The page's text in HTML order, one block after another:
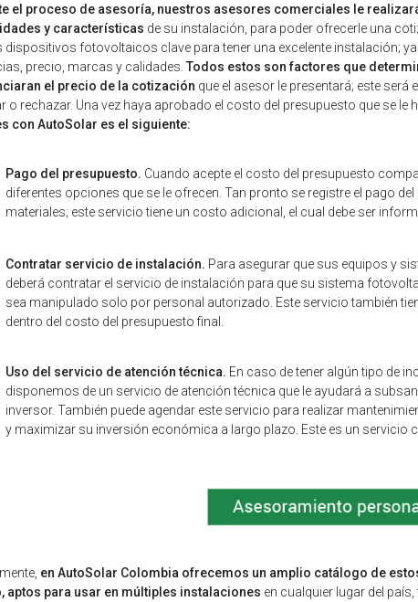
el proceso de asesoría, nuestros asesores comerciales le
y características de su instalación, para poder ofrecerle una
dispositivos fotovoltaicos clave para tener una excelente instalación;
precio, marcas y calidades. Todos estos son factores que
el precio de la cotización que el asesor le presentará; este
o rechazar. Una vez haya aprobado el costo del presupuesto que se le
con AutoSolar es el siguiente:
Pago del presupuesto. Cuando acepte el costo del presupuesto
diferentes opciones que se le ofrecen. Tan pronto se registre el pago
materiales; este servicio tiene un costo adicional, el cual debe ser
Contratar servicio de instalación. Para asegurar que sus equipos y
deberá contratar el servicio de instalación para que su sistema
sea manipulado solo por personal autorizado. Este servicio también
dentro del costo del presupuesto final.
Uso del servicio de atención técnica. En caso de tener algún tipo de
disponemos de un servicio de atención técnica que le ayudará a
inversor. También puede agendar este servicio para realizar
y maximizar su inversión económica a largo plazo. Este es un servicio
en AutoSolar Colombia ofrecemos un amplio catálogo de
aptos para usar en múltiples instalaciones en cualquier lugar del